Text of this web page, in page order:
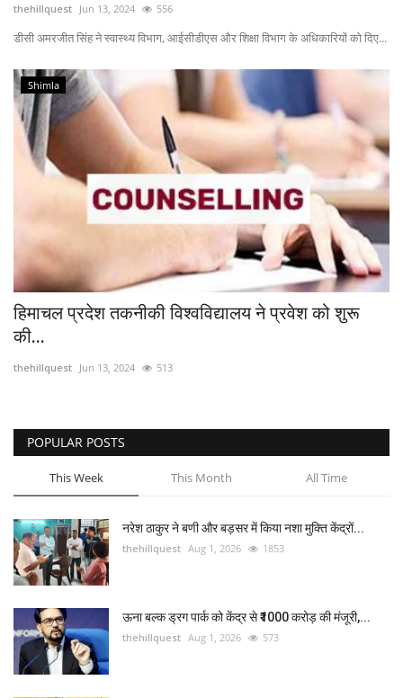
Enquiry
thehillquest Jun 13, 2024 556
डीसी अमरजीत सिंह ने स्वास्थ्य विभाग, आईसीडीएस और शिक्षा विभाग के अधिकारियों को दिए...
Shimla
हिमाचल प्रदेश तकनीकी विश्वविद्यालय ने प्रवेश को शुरू
की...
thehillquest Jun 13, 2024 513
POPULAR POSTS
This Week This Month All Time
नरेश ठाकुर ने बणी और बड़सर में किया नशा मुक्ति केंद्रों...
thehillquest Aug 1, 2026 1853
ऊना बल्क ड्रग पार्क को केंद्र से ₹1000 करोड़ की मंजूरी,...
thehillquest Aug 1, 2026 573